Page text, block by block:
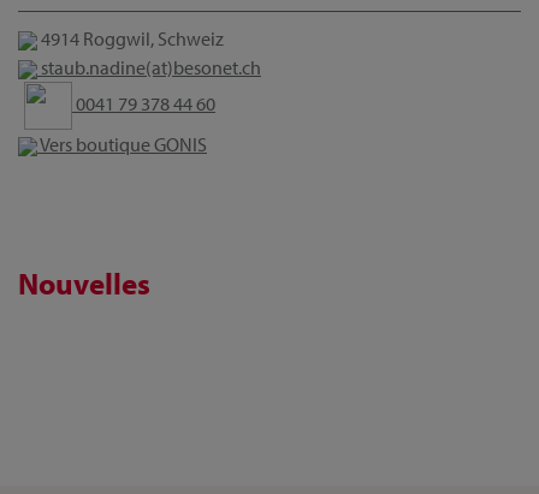
4914 Roggwil, Schweiz
staub.nadine(at)besonet.ch
0041 79 378 44 60
Vers boutique GONIS
Nouvelles